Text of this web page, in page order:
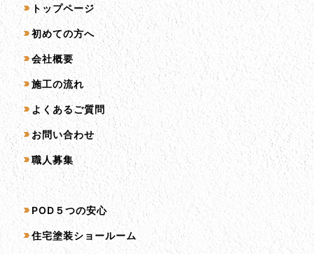
サイトマップ
トップページ
初めての方へ
会社概要
施工の流れ
よくあるご質問
お問い合わせ
職人募集
サービス一覧
POD５つの安心
住宅塗装ショールーム